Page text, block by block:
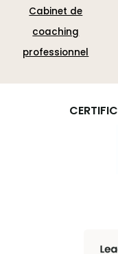
Cabinet de
coaching
professionnel